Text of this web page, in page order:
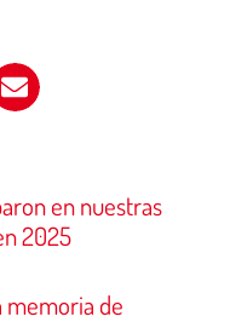
en nuestras
2025
memoria de